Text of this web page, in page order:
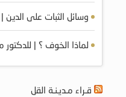
وسائل الثبات على الدين |
لماذا الخوف ؟ | للدكتور
قـراء مـديـنـة القل